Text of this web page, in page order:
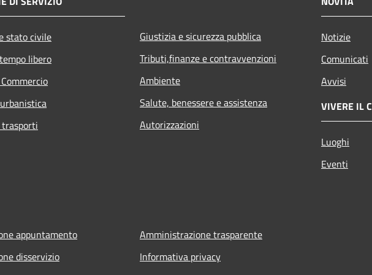
stato civile
libero
Giustizia e sicurezza pubblica
Tributi,finanze e contravvenzioni
Ambiente
Salute, benessere e assistenza
Autorizzazioni
Notizie
Comunicati
Avvisi
VIVERE IL
Luoghi
Eventi
appuntamento
disservizio
Amministrazione trasparente
Informativa privacy